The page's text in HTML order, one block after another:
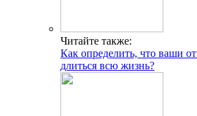
Читайте также:
Как определить, что ваши
длиться всю жизнь?